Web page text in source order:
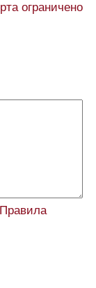
ограничено
Правила